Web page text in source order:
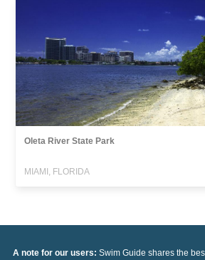
Oleta River State Park
MIAMI, FLORIDA
A note for our users: Swim Guide shares the